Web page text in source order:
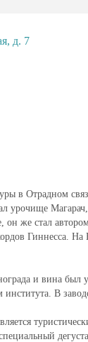
д. 7
в Отрадном
урочище
он же стал
Гиннесса.
и вина был
института. В